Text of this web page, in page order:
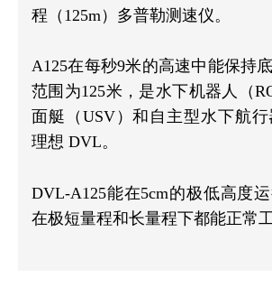
程（125m）多普勒测速仪。
A125在每秒9米的高速中能保持
范围为125米，是水下机器人（
面艇（USV）和自主型水下航
理想 DVL。
DVL-A125能在5cm的极低高度
在极短量程和长量程下都能正常工